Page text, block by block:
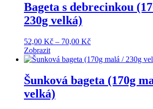
Bageta s debrecinkou
230g velká)
52,00 Kč – 70,00 KčPrice
52,00 Kč
70,00 Kč
Zobrazit
Šunková bageta (170g
velká)